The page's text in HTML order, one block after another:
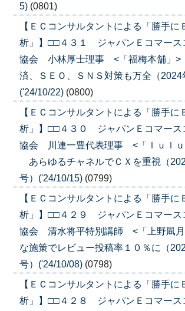
5) (0801)
【ＥＣコンサルタントによる「勝手に
析」】□□４３１ ジャパンＥコマース
協会 小林厚士理事 <「福梅本舗」>
済、ＳＥＯ、ＳＮＳ対策も万全（2024
('24/10/22) (0800)
【ＥＣコンサルタントによる「勝手に
析」】□□４３０ ジャパンＥコマース
協会 川連一豊代表理事 <「ｌｕｌｕ
あらゆるチャネルでＣＸを重視（
号）('24/10/15) (0799)
【ＥＣコンサルタントによる「勝手に
析」】□□４２９ ジャパンＥコマース
協会 清水将平特別講師 <「上野凮月
な施策でレビュー投稿率１０％に（
号）('24/10/08) (0798)
【ＥＣコンサルタントによる「勝手に
析」】□□４２８ ジャパンＥコマース